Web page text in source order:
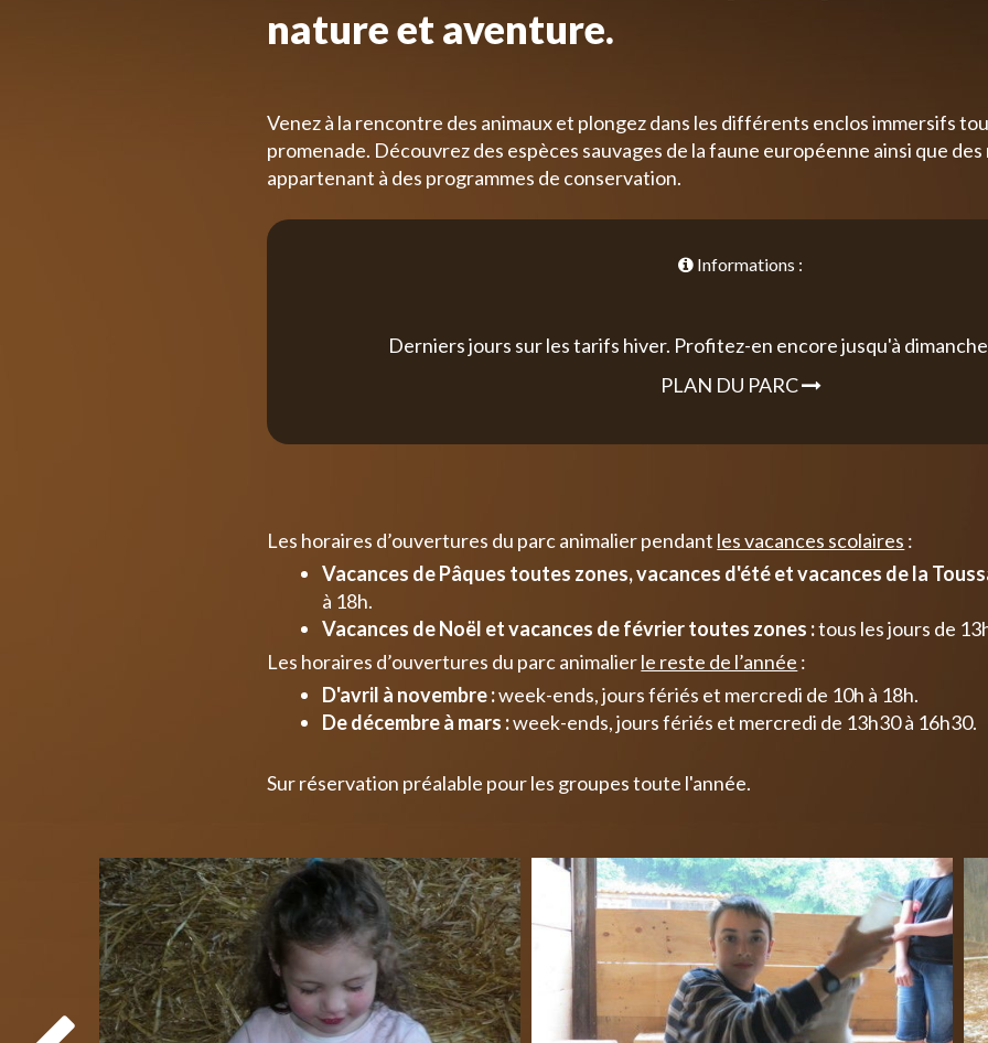
nature et aventure.
Venez à la rencontre des animaux et plongez dans les différents enclos immersifs
promenade. Découvrez des espèces sauvages de la faune européenne ainsi que
appartenant à des programmes de conservation.
Informations :
Derniers jours sur les tarifs hiver. Profitez-en encore jusqu'à
PLAN DU PARC
Les horaires d’ouvertures du parc animalier pendant les vacances scolaires :
Vacances de Pâques toutes zones, vacances d'été et vacances de la
à 18h.
Vacances de Noël et vacances de février toutes zones :tous les jours de
Les horaires d’ouvertures du parc animalierle reste de l’année :
D'avril à novembre :week-ends, jours fériés et mercredi de 10h à 18h.
De décembre à mars :week-ends, jours fériés et mercredi de 13h30 à 16h30.
Sur réservation préalable pour les groupes toute l'année.